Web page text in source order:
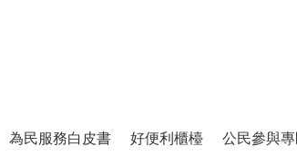
為民服務白皮書 好便利櫃檯 公民參與